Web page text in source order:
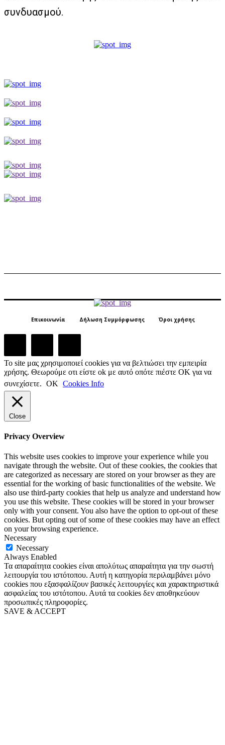
συνδυασμού.
Επικοινωνία Δήλωση Συμμόρφωσης Όροι χρήσης
Το site μας χρησιμοποιεί cookies για να βελτιώσει την εμπειρία
χρήσης. Θεωρούμε οτι είστε ok με αυτό οπότε πιέστε ΟΚ για να
συνεχίσετε. ΟΚ Cookies Info
Close
Privacy Overview
This website uses cookies to improve your experience while you
navigate through the website. Out of these cookies, the cookies that
are categorized as necessary are stored on your browser as they are
essential for the working of basic functionalities of the website. We
also use third-party cookies that help us analyze and understand how
you use this website. These cookies will be stored in your browser
only with your consent. You also have the option to opt-out of these
cookies. But opting out of some of these cookies may have an effect
on your browsing experience.
Necessary
Necessary
Always Enabled
Τα απαραίτητα cookies είναι απολύτως απαραίτητα για την σωστή
λειτουργία του ιστότοπου. Αυτή η κατηγορία περιλαμβάνει μόνο
cookies που εξασφαλίζουν βασικές λειτουργίες και χαρακτηριστικά
ασφαλείας του ιστότοπου. Αυτά τα cookies δεν αποθηκεύουν
προσωπικές πληροφορίες.
SAVE & ACCEPT